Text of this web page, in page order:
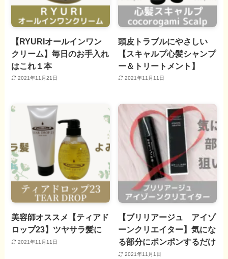
【RYURIオールインワン
クリーム】毎日のお手入れ
はこれ１本
2021年11月21日
頭皮トラブルにやさしい
【スキャルプ心髪シャンプ
ー＆トリートメント】
2021年11月11日
美容師オススメ【ティアド
ロップ23】ツヤサラ髪に
2021年11月11日
【ブリリアージュ アイゾ
ーンクリエイター】気にな
る部分にポンポンするだけ
2021年11月1日